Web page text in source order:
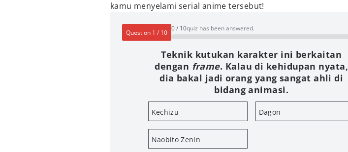
kamu menyelami serial anime tersebut!
Question 1 / 10
0/ 10quiz has been answered.
Teknik kutukan karakter ini berkaitan
dengan frame. Kalau di kehidupan nyata,
dia bakal jadi orang yang sangat ahli di
bidang animasi.
Kechizu Dagon
Naobito Zenin